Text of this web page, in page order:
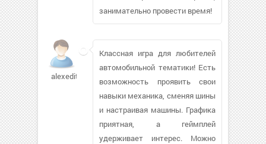
занимательно провести время!
alexedit522
Классная игра для любителей
автомобильной тематики! Есть
возможность проявить свои
навыки механика, сменяя шины
и настраивая машины. Графика
приятная, а геймплей
удерживает интерес. Можно